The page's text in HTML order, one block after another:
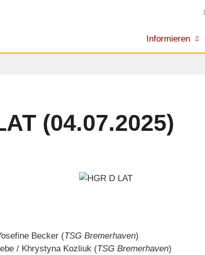
Informieren
(04.07.2025)
Becker (TSG Bremerhaven)
/ Khrystyna Kozliuk (TSG Bremerhaven)